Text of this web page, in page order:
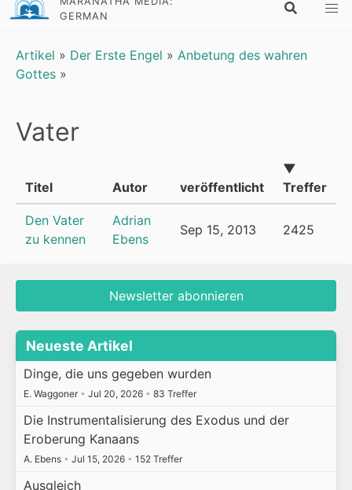
GERMAN
Artikel » Der Erste Engel » Anbetung des wahren
Gottes »
Vater
Titel Autor veröffentlicht
▼
Treffer
Den Vater
zu kennen
Adrian
Ebens
Sep 15, 2013 2425
Newsletter abonnieren
Neueste Artikel
Dinge, die uns gegeben wurden
E. Waggoner • Jul 20, 2026 • 83 Treffer
Die Instrumentalisierung des Exodus und der
Eroberung Kanaans
A. Ebens • Jul 15, 2026 • 152 Treffer
Ausgleich